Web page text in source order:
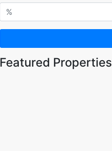
Featured Properties